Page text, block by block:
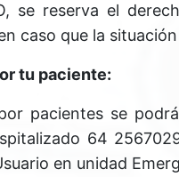
se reserva el
caso que la
tu paciente:
pacientes se
64
en unidad